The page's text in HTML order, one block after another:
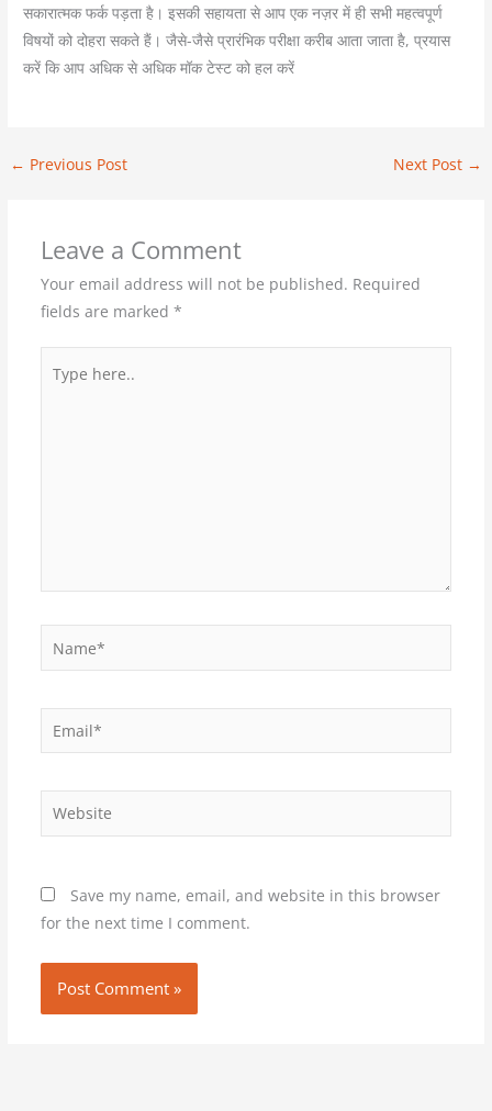
सकारात्मक फर्क पड़ता है। इसकी सहायता से आप एक नज़र में ही सभी महत्वपूर्ण
विषयों को दोहरा सकते हैं। जैसे-जैसे प्रारंभिक परीक्षा करीब आता जाता है, प्रयास
करें कि आप अधिक से अधिक मॉक टेस्ट को हल करें
← Previous Post Next Post →
Leave a Comment
Your email address will not be published. Required
fields are marked *
here..
Email*
Website
Save my name, email, and website in this browser
for the next time I comment.